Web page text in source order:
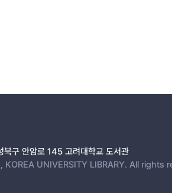
구 안암로 145 고려대학교 도서관
UNIVERSITY LIBRARY. All rights